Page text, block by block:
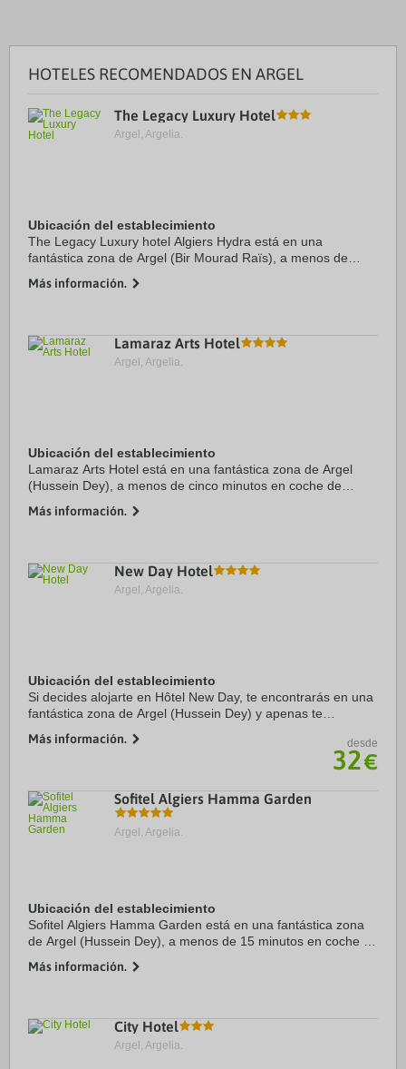
HOTELES RECOMENDADOS EN ARGEL
The Legacy Luxury Hotel
Argel, Argelia.
Ubicación del establecimiento
The Legacy Luxury hotel Algiers Hydra está en una
fantástica zona de Argel (Bir Mourad Raïs), a menos de
Union y Embassy of Brazil. Además, este hotel ...
Más información.
Lamaraz Arts Hotel
Argel, Argelia.
Ubicación del establecimiento
Lamaraz Arts Hotel está en una fantástica zona de Argel
(Hussein Dey), a menos de cinco minutos en coche de
hotel de lujo se encuentra a 3,1 km de ...
Más información.
New Day Hotel
Argel, Argelia.
Ubicación del establecimiento
Si decides alojarte en Hôtel New Day, te encontrarás en una
fantástica zona de Argel (Hussein Dey) y apenas te
Hamma y Museo del Ejército. Además, ...
Más información. desde
32€
Sofitel Algiers Hamma Garden
Argel, Argelia.
Ubicación del establecimiento
Sofitel Algiers Hamma Garden está en una fantástica zona
de Argel (Hussein Dey), a menos de 15 minutos en coche de
este hotel de lujo se encuentra a ...
Más información.
City Hotel
Argel, Argelia.